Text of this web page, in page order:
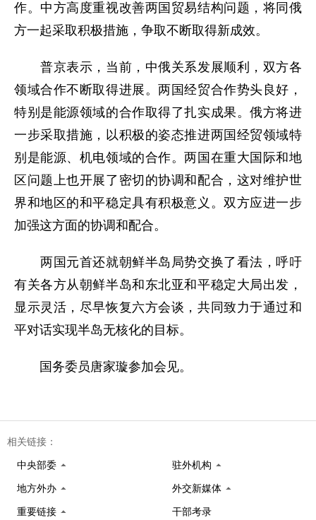
作。中方高度重视改善两国贸易结构问题，将同俄
方一起采取积极措施，争取不断取得新成效。
普京表示，当前，中俄关系发展顺利，双方各
领域合作不断取得进展。两国经贸合作势头良好，
特别是能源领域的合作取得了扎实成果。俄方将进
一步采取措施，以积极的姿态推进两国经贸领域特
别是能源、机电领域的合作。两国在重大国际和地
区问题上也开展了密切的协调和配合，这对维护世
界和地区的和平稳定具有积极意义。双方应进一步
加强这方面的协调和配合。
两国元首还就朝鲜半岛局势交换了看法，呼吁
有关各方从朝鲜半岛和东北亚和平稳定大局出发，
显示灵活，尽早恢复六方会谈，共同致力于通过和
平对话实现半岛无核化的目标。
国务委员唐家璇参加会见。
相关链接：
中央部委 驻外机构
地方外办 外交新媒体
重要链接 干部考录